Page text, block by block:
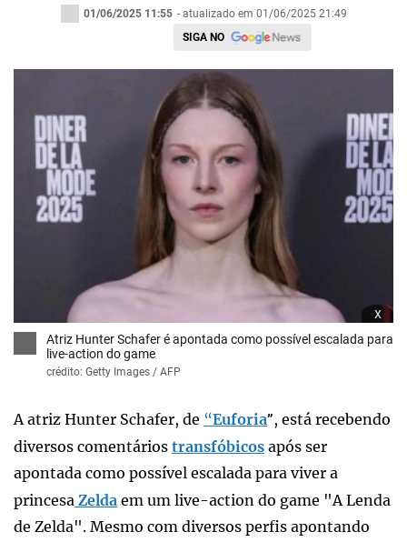
01/06/2025 11:55 - atualizado em 01/06/2025 21:49
SIGA NO
x
Atriz Hunter Schafer é apontada como possível escalada para
live-action do game
crédito: Getty Images / AFP
A atriz Hunter Schafer, de “Euforia”, está recebendo
diversos comentários transfóbicos após ser
apontada como possível escalada para viver a
princesa Zelda em um live-action do game "A Lenda
de Zelda". Mesmo com diversos perfis apontando